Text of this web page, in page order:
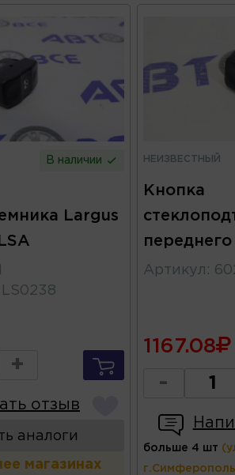
В наличии
Largus
LS0238
+
отзыв
аналоги
магазинах
НЕИЗВЕСТНЫЙ
Кнопка
переднего
Артикул :
1167.08
-
больше 4 шт